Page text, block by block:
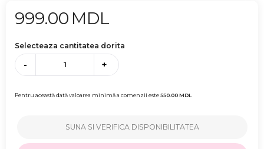
999.00 MDL
Selecteaza cantitatea dorita
- +
Pentru această dată valoarea minimă a comenzii este550.00MDL
SUNA SI VERIFICA DISPONIBILITATEA